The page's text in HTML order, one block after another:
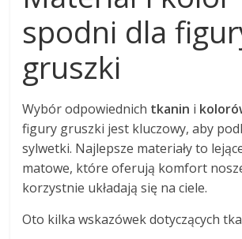
spodni dla
gruszki
Wybór odpowiednich tkanin i
figury gruszki jest kluczowy, aby
sylwetki. Najlepsze materiały to
matowe, które oferują komfort
korzystnie układają się na ciele.
Oto kilka wskazówek dotyczących